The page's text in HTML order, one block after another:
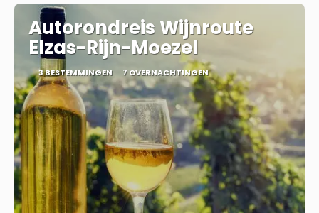
Autorondreis Wijnroute
Elzas-Rijn-Moezel
3 BESTEMMINGEN 7 OVERNACHTINGEN